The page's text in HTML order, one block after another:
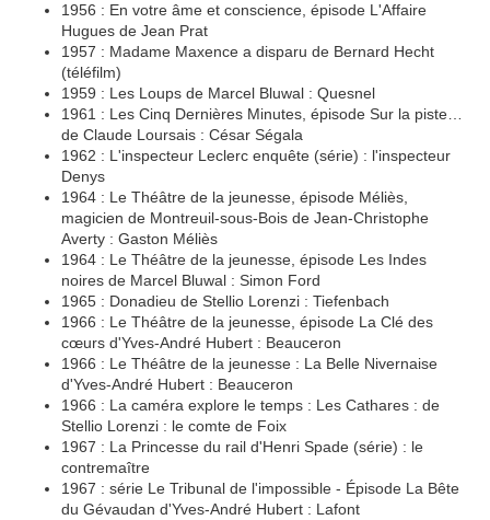
1956 : En votre âme et conscience, épisode L'Affaire
Hugues de Jean Prat
1957 : Madame Maxence a disparu de Bernard Hecht
(téléfilm)
1959 : Les Loups de Marcel Bluwal : Quesnel
1961 : Les Cinq Dernières Minutes, épisode Sur la piste…
de Claude Loursais : César Ségala
1962 : L'inspecteur Leclerc enquête (série) : l'inspecteur
Denys
1964 : Le Théâtre de la jeunesse, épisode Méliès,
magicien de Montreuil-sous-Bois de Jean-Christophe
Averty : Gaston Méliès
1964 : Le Théâtre de la jeunesse, épisode Les Indes
noires de Marcel Bluwal : Simon Ford
1965 : Donadieu de Stellio Lorenzi : Tiefenbach
1966 : Le Théâtre de la jeunesse, épisode La Clé des
cœurs d'Yves-André Hubert : Beauceron
1966 : Le Théâtre de la jeunesse : La Belle Nivernaise
d'Yves-André Hubert : Beauceron
1966 : La caméra explore le temps : Les Cathares : de
Stellio Lorenzi : le comte de Foix
1967 : La Princesse du rail d'Henri Spade (série) : le
contremaître
1967 : série Le Tribunal de l'impossible - Épisode La Bête
du Gévaudan d'Yves-André Hubert : Lafont